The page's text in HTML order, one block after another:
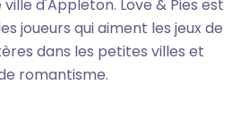
d'Appleton. Love & Pies est
joueurs qui aiment les jeux de
dans les petites villes et
romantisme.